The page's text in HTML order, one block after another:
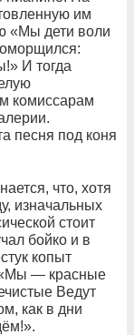
им
«Мы дети воли
И тогда
комиссарам
песня под коня
что, хотя
изначальных
стоит
бойко и в
копыт
— красные
Ведут
как в дни